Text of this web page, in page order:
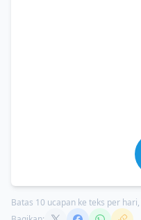
Batas 10 ucapan ke teks per hari,